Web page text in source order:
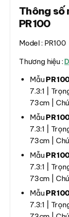
Thông số
PR100
Model : PR100
Thương hiệu :
Mẫu
7.3:1 |
73cm |
Mẫu
7.3:1 |
73cm |
Mẫu
7.3:1 |
73cm |
Mẫu
7.3:1 |